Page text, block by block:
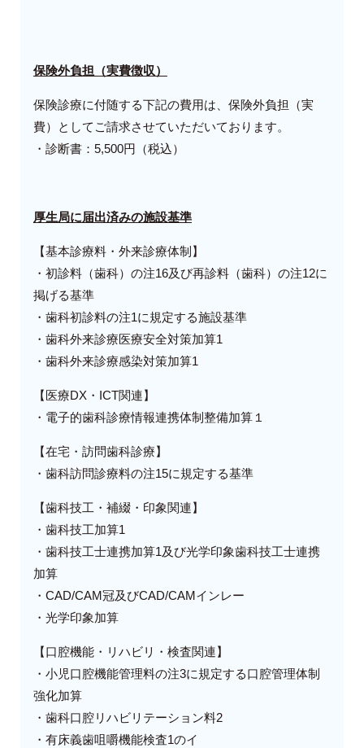
保険外負担（実費徴収）
保険診療に付随する下記の費用は、保険外負担（実
費）としてご請求させていただいております。
・診断書：5,500円（税込）
厚生局に届出済みの施設基準
【基本診療料・外来診療体制】
・初診料（歯科）の注16及び再診料（歯科）の注12に
掲げる基準
・歯科初診料の注1に規定する施設基準
・歯科外来診療医療安全対策加算1
・歯科外来診療感染対策加算1
【医療DX・ICT関連】
・電子的歯科診療情報連携体制整備加算１
【在宅・訪問歯科診療】
・歯科訪問診療料の注15に規定する基準
【歯科技工・補綴・印象関連】
・歯科技工加算1
・歯科技工士連携加算1及び光学印象歯科技工士連携
加算
・CAD/CAM冠及びCAD/CAMインレー
・光学印象加算
【口腔機能・リハビリ・検査関連】
・小児口腔機能管理料の注3に規定する口腔管理体制
強化加算
・歯科口腔リハビリテーション料2
・有床義歯咀嚼機能検査1のイ